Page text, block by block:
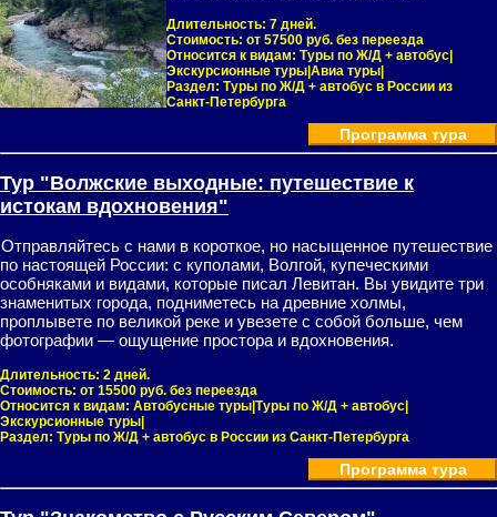
Длительность: 7 дней.
Стоимость: от 57500 руб. без переезда
Относится к видам: Туры по Ж/Д + автобус|
Экскурсионные туры|Авиа туры|
Раздел: Туры по Ж/Д + автобус в России из
Санкт-Петербурга
Программа тура
Тур "Волжские выходные: путешествие к
истокам вдохновения"
Отправляйтесь с нами в короткое, но насыщенное путешествие
по настоящей России: с куполами, Волгой, купеческими
особняками и видами, которые писал Левитан. Вы увидите три
знаменитых города, подниметесь на древние холмы,
проплывете по великой реке и увезете с собой больше, чем
фотографии — ощущение простора и вдохновения.
Длительность: 2 дней.
Стоимость: от 15500 руб. без переезда
Относится к видам: Автобусные туры|Туры по Ж/Д + автобус|
Экскурсионные туры|
Раздел: Туры по Ж/Д + автобус в России из Санкт-Петербурга
Программа тура